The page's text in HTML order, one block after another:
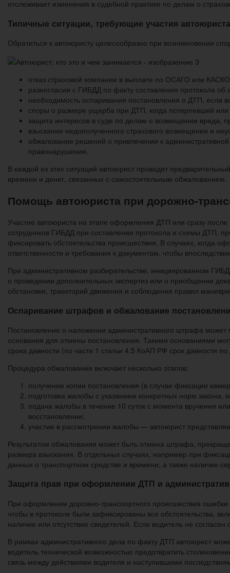
отслеживает изменения в судебной практике по делам о
Типичные ситуации, требующие участия автоюриста
Обратиться к автоюристу целесообразно при возникновении
отказ страховой компании в выплате по ОСАГО или
разногласия с ГИБДД по факту составления протокола
необходимость оспаривания постановления о ДТП, если
споры о размере ущерба при ДТП, когда потерпевший или
защита интересов в суде по делам о возмещении вреда,
взыскание недополученного страхового возмещения и
обжалование решений о привлечении к
правонарушения.
В каждой из этих ситуаций автоюрист проводит
времени и денег, связанных с самостоятельным обжалованием.
Помощь автоюриста при дорожно-
Участие автоюриста на этапе оформления ДТП или сразу
сотрудников ГИБДД при составлении протокола и схемы ДТП,
фиксировать обстоятельства происшествия. В случаях, когда
ответственности и требования к документам, чтобы
При административном разбирательстве, инициированном
о проведении дополнительных экспертиз или о приобщении
обстановки, траекторий движения и соблюдения правил
Оспаривание штрафов и обжалование
Постановление о наложении административного штрафа
основания для отмены постановления. Такими основаниями
срока давности (по части 1 статьи 4.5 КоАП РФ срок давности
Процедура обжалования включает несколько этапов:
получение копии постановления (в случае фиксации
подготовка жалобы с указанием конкретных норм
подача жалобы в течение 10 суток с момента вручения
восстановлении;
участие в рассмотрении жалобы — автоюрист
Результатом обжалования может быть отмена штрафа,
размера взыскания. В отдельных случаях, например при
данных о транспортном средстве и времени, а также наличие
Защита прав при оформлении ДТП и
При оформлении дорожно-транспортного происшествия ошибки
чтобы в протоколе были зафиксированы все обстоятельства,
наличие или отсутствие свидетелей. Если водитель не
В рамках административного дела по факту ДТП автоюрист
водитель технической возможностью предотвратить
связь между действиями водителя и наступившими